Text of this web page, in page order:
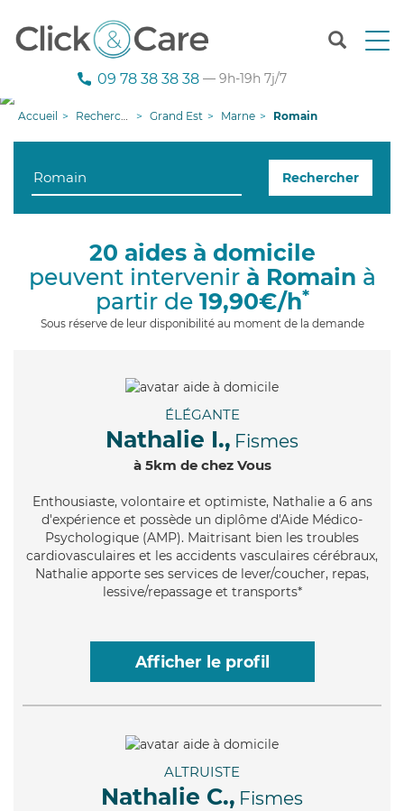
T
n
g
09 78 38 38 38 — 9h-19h 7j/7
Accueil Recherche aide à domicile Grand Est Marne Romain
Rechercher
20 aides à domicile
peuvent intervenir à Romain à
partir de 19,90€/h*
Sous réserve de leur disponibilité au moment de la demande
ÉLÉGANTE
Nathalie I., Fismes
à 5km de chez Vous
Enthousiaste, volontaire et optimiste, Nathalie a 6 ans
d'expérience et possède un diplôme d'Aide Médico-
Psychologique (AMP). Maitrisant bien les troubles
cardiovasculaires et les accidents vasculaires cérébraux,
Nathalie apporte ses services de lever/coucher, repas,
lessive/repassage et transports*
Afficher le profil
ALTRUISTE
Nathalie C., Fismes